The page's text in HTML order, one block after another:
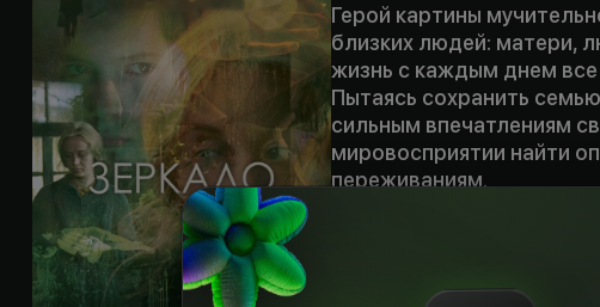
Герой картины
близких людей: матери,
жизнь с каждым днем все
Пытаясь сохранить
сильным впечатлениям
мировосприятии найти
переживаниям.